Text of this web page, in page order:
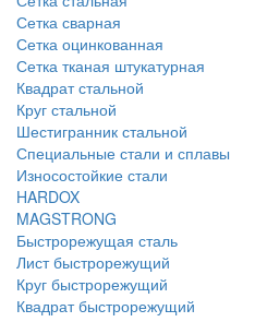
Сетка сварная
Сетка оцинкованная
Сетка тканая штукатурная
Квадрат стальной
Круг стальной
Шестигранник стальной
Специальные стали и сплавы
Износостойкие стали
HARDOX
MAGSTRONG
Быстрорежущая сталь
Лист быстрорежущий
Круг быстрорежущий
Квадрат быстрорежущий